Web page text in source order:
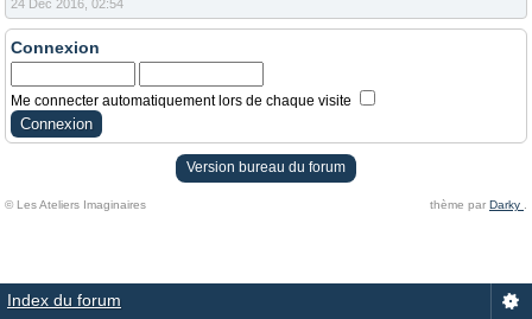
24 Déc 2016, 02:54
Connexion
Me connecter automatiquement lors de chaque visite
Version bureau du forum
© Les Ateliers Imaginaires thème par Darky
Index du forum